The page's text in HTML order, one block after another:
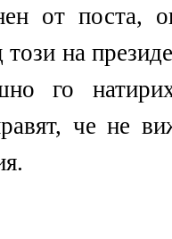
от поста,
този на
го
че не